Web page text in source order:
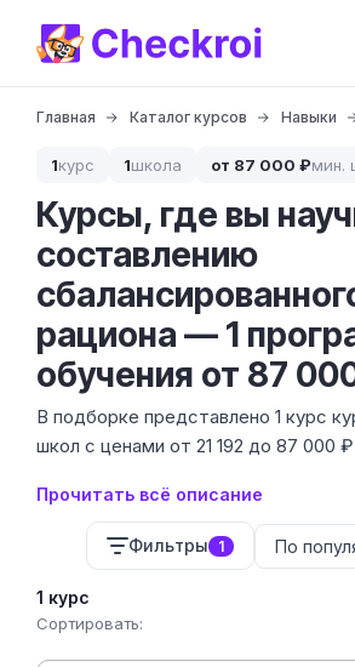
Главная Каталог курсов Навыки
1курс 1школа от 87 000 ₽мин.
Курсы, где вы
составлению
рациона — 1
обучения от 87
В подборке представлено 1 курс
школ с ценами от 21 192 до 87 000
кофейной гуще и научиться
науке, а не по советам из соцсетей.
Прочитать всё описание
Фильтры 1
1 курс
Сортировать: